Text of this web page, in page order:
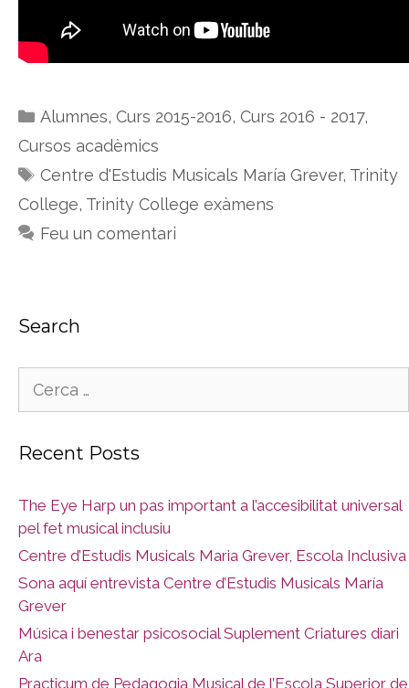
Categories
Alumnes, Curs 2015-2016, Curs 2016 - 2017,
Cursos acadèmics
Etiquetes
Centre d'Estudis Musicals María Grever, Trinity
College, Trinity College exàmens
Feu un comentari
Search
Recent Posts
The Eye Harp un pas important a l’accesibilitat universal
pel fet musical inclusiu
Centre d’Estudis Musicals Maria Grever, Escola Inclusiva
Sona aquí entrevista Centre d’Estudis Musicals María
Grever
Música i benestar psicosocial Suplement Criatures diari
Ara
Practicum de Pedagogia Musical de l’Escola Superior de